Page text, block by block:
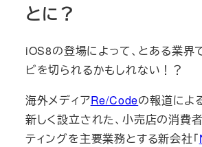
とに？
iOS8の登場によって、とある業界
ビを切られるかもしれない！？
海外メディアRe/Codeの報道によ
新しく設立された、小売店の消費
ティングを主要業務とする新会社「